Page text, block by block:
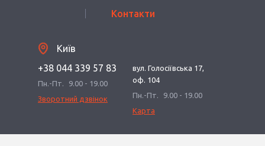
Контакти
Київ
+38 044 339 57 83
Пн.-Пт.
9.00 - 19.00
Зворотний дзвінок
вул. Голосіївська 17,
оф. 104
Пн.-Пт.
9.00 - 19.00
Карта